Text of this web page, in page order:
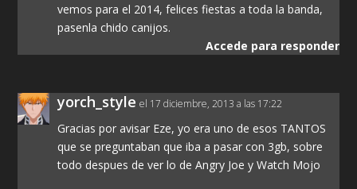
vemos para el 2014, felices fiestas a toda la banda,
pasenla chido canijos.
Accede para responder
yorch_style el 17 diciembre, 2013 a las 17:22
Gracias por avisar Eze, yo era uno de esos TANTOS
que se preguntaban que iba a pasar con 3gb, sobre
todo despues de ver lo de Angry Joe y Watch Mojo